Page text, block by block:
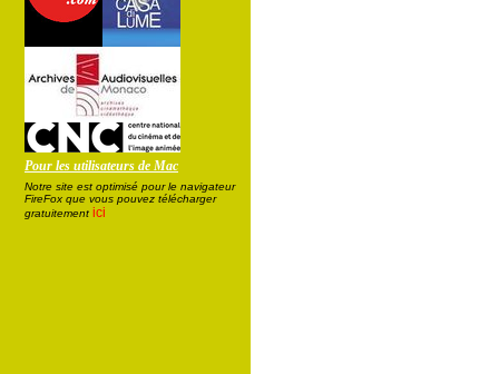
Pour les utilisateurs de Mac
Notre site est optimisé pour le navigateur
FireFox que vous pouvez télécharger
gratuitement ici